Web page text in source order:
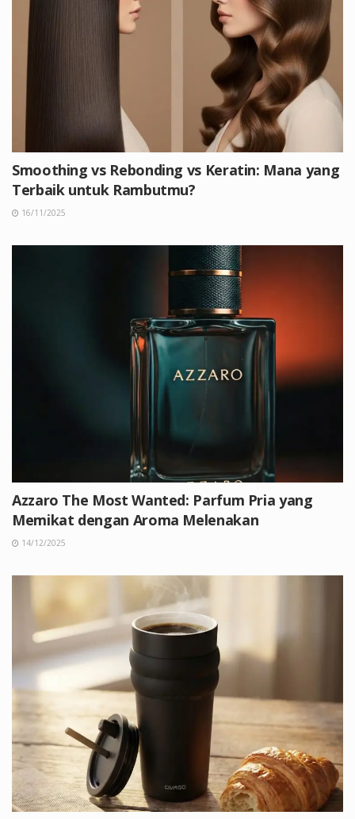
Smoothing vs Rebonding vs Keratin: Mana yang
Terbaik untuk Rambutmu?
16/11/2025
Azzaro The Most Wanted: Parfum Pria yang
Memikat dengan Aroma Melenakan
14/12/2025